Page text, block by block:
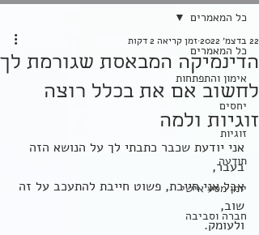
כל המאמרים
אימון והתפתחות
יחסים
זוגיות
תודעה
יומן מסע אישי
חברה וסביבה
כל המאמרים
הדינמיקה המבאסת שגורמת לך
לחשוב אם את בכלל רוצה
זוגיות ולמה
22 בדצמ׳ 2022 זמן קריאה 2 דקות
אני יודעת שכבר כתבתי לך על הנושא הזה
בעבר,
אבל אני חייבת, פשוט חייבת להתעכב על זה
שוב,
ולעומק.